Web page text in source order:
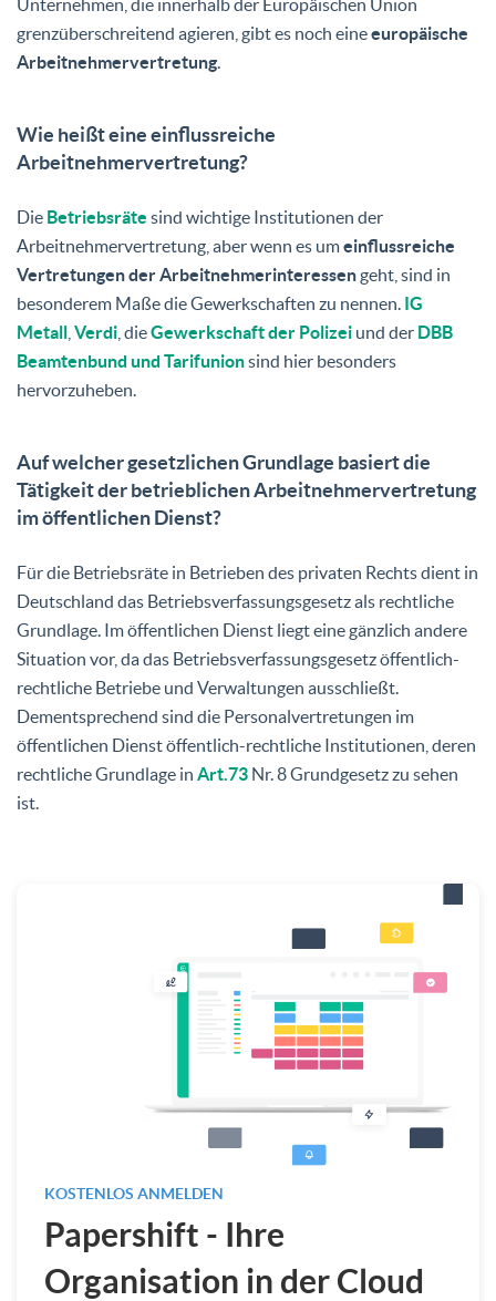
Unternehmen, die innerhalb der Europäischen Union
grenzüberschreitend agieren, gibt es noch eineeuropäische
Arbeitnehmervertretung.
Wie heißt eine einflussreiche
Arbeitnehmervertretung?
Die Betriebsräte sind wichtige Institutionen der
Arbeitnehmervertretung, aber wenn es umeinflussreiche
Vertretungen der Arbeitnehmerinteressengeht, sind in
besonderem Maße die Gewerkschaften zu nennen. IG
Metall Verdi , dieGewerkschaft der Polizei und der DBB
Beamtenbund und Tarifunionsind hier besonders
hervorzuheben.
Auf welcher gesetzlichen Grundlage basiert die
Tätigkeit der betrieblichen Arbeitnehmervertretung
im öffentlichen Dienst?
Für die Betriebsräte in Betrieben des privaten Rechts dient in
Deutschland das Betriebsverfassungsgesetz als rechtliche
Grundlage. Im öffentlichen Dienst liegt eine gänzlich andere
Situation vor, da das Betriebsverfassungsgesetz öffentlich-
rechtliche Betriebe und Verwaltungen ausschließt.
Dementsprechend sind die Personalvertretungen im
öffentlichen Dienst öffentlich-rechtliche Institutionen, deren
rechtliche Grundlage in Art.73 Nr. 8 Grundgesetz zu sehen
ist.
KOSTENLOS ANMELDEN
Papershift - Ihre
Organisation in der Cloud